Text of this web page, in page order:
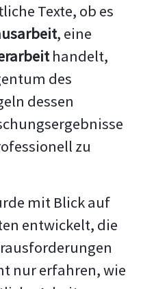
Texte, ob es
, eine
handelt,
des
dessen
zu
mit Blick auf
entwickelt, die
nur erfahren, wie